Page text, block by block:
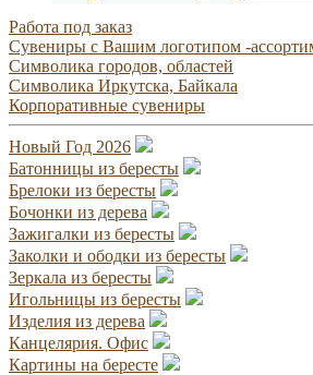
Работа под заказ
Сувениры с Вашим логотипом -
Символика городов, областей
Символика Иркутска, Байкала
Корпоративные сувениры
Новый Год 2026
Батонницы из бересты
Брелоки из бересты
Бочонки из дерева
Зажигалки из бересты
Заколки и ободки из бересты
Зеркала из бересты
Игольницы из бересты
Изделия из дерева
Канцелярия. Офис
Картины на бересте